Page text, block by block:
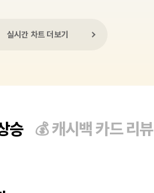
실시간 차트 더보기
승 💰캐시백 카드 리뷰